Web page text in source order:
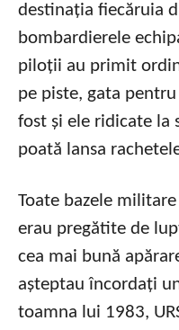
destinația fiecăruia
bombardierele
piloții au primit
pe piste, gata
fost și ele ridicate la
poată lansa
Toate bazele
erau pregătite de
cea mai bună
așteptau încordați
toamna lui 1983,